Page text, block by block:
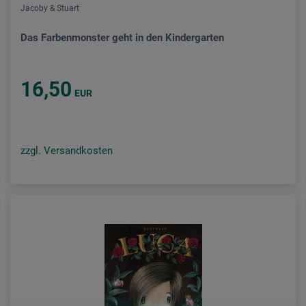
Jacoby & Stuart
Das Farbenmonster geht in den Kindergarten
16,50 EUR
zzgl. Versandkosten